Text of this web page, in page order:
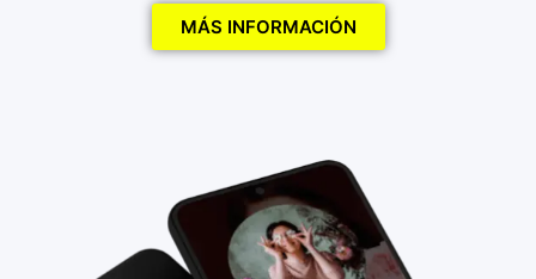
MÁS INFORMACIÓN